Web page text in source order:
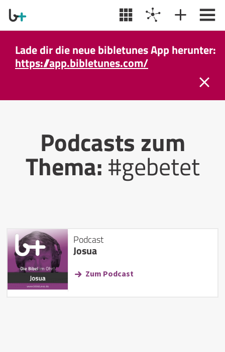
Lade dir die neue bibletunes App herunter:
https://app.bibletunes.com/
Podcasts zum
Thema:#gebetet
Podcast
Josua
Zum Podcast